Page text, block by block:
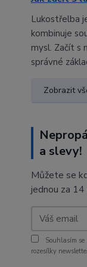
Lukostřelba
kombinuje
mysl. Začít s
správné
Zobrazit
a slevy!
Můžete se
jednou za 14
Souhlasím se
rozesílky